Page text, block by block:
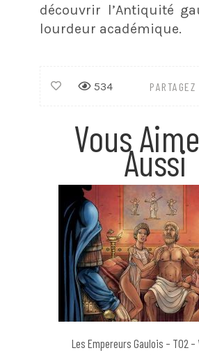
découvrir l’Antiquité
lourdeur académique.
PARTAGEZ
534
Vous
Aussi
Les Empereurs Gaulois – T02